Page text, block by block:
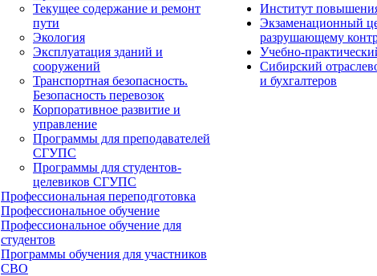
Текущее содержание и ремонт
пути
Экология
Эксплуатация зданий и
сооружений
Транспортная безопасность.
Безопасность перевозок
Корпоративное развитие и
управление
Программы для преподавателей
СГУПС
Программы для студентов-
целевиков СГУПС
Профессиональная переподготовка
Профессиональное обучение
Профессиональное обучение для
студентов
Программы обучения для участников
СВО
Институт
Экзаменационный
разрушающему
Учебно-
Сибирский
и бухгалтеров